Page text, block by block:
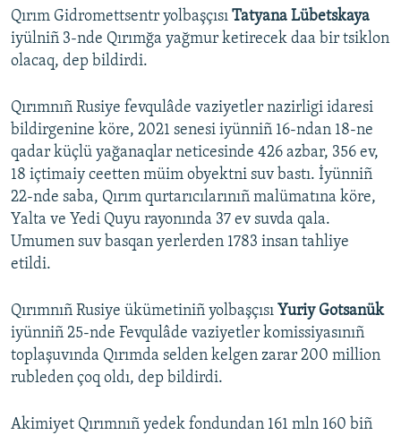
s
l
i
e
e
Qırım Gidromettsentr yolbaşçısı Tatyana Lübetskaya
iyülniñ 3-nde Qırımğa yağmur ketirecek daa bir tsiklon
olacaq, dep bildirdi.
Qırımnıñ Rusiye fevqulâde vaziyetler nazirligi idaresi
bildirgenine köre, 2021 senesi iyünniñ 16-ndan 18-ne
qadar küçlü yağanaqlar neticesinde 426 azbar, 356 ev,
18 içtimaiy ceetten müim obyektni suv bastı. İyünniñ
22-nde saba, Qırım qurtarıcılarınıñ malümatına köre,
Yalta ve Yedi Quyu rayonında 37 ev suvda qala.
Umumen suv basqan yerlerden 1783 insan tahliye
etildi.
Qırımnıñ Rusiye ükümetiniñ yolbaşçısı Yuriy Gotsanük
iyünniñ 25-nde Fevqulâde vaziyetler komissiyasınıñ
toplaşuvında Qırımda selden kelgen zarar 200 million
rubleden çoq oldı, dep bildirdi.
Akimiyet Qırımnıñ yedek fondundan 161 mln 160 biñ